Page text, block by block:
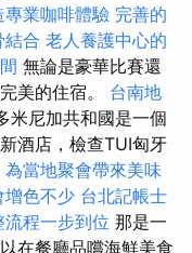
業咖啡體驗 完善的
結合 老人養護中心的
無論是豪華比賽還
美的住宿。 台南地
米尼加共和國是一個
酒店，檢查TUI匈牙
為當地聚會帶來美味
增色不少 台北記帳士
程一步到位 那是一
在餐廳品嚐海鮮美食